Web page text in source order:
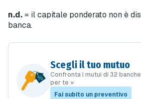
n.d. = il capitale ponderato non è
banca.
Scegli il tuo mutuo
Confronta i mutui di 32
per te »
Fai subito un preventivo